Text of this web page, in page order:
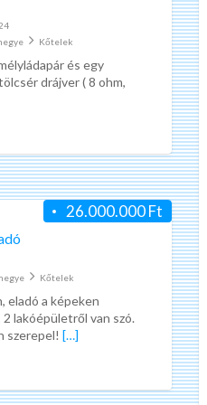
ad
tag
Kőtelek
és egy
drájver ( 8 ohm,
26.000.000 Ft
Kőtelek
eladó a képeken
lakóépületről van szó.
szerepel![…]
Kérdőív kitöltés pénzért | marketagent | valós, fizető munka
legegyszerűbb internetes
ajánlom!
befektetés, nem
másoknak megmutatni.
csak regisztrálni kell és